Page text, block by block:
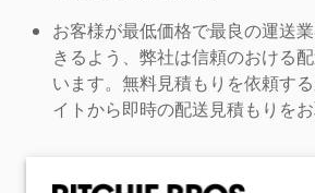
お客様が最低価格で最良の運送
きるよう、弊社は信頼のおける
います。無料見積もりを依頼す
イトから即時の配送見積もりをお